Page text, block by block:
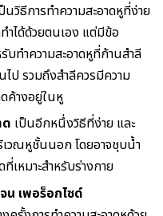
นวิธีการทำความสะอาดหูที่ง่าย
ำได้ด้วยตนเอง แต่มีข้อ
บทำความสะอาดหูที่ก้านสำลี
ป รวมถึงสำลีควรมีความ
ค้างอยู่ในหู
ด เป็นอีกหนึ่งวิธีที่ง่าย และ
เวณหูชั้นนอก โดยอาจชุบน้ำ
เหมาะสำหรับร่างกาย
น เพอร็อกไซด์